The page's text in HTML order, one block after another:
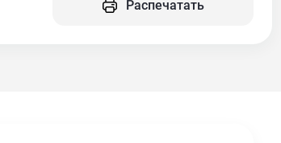
Распечатать